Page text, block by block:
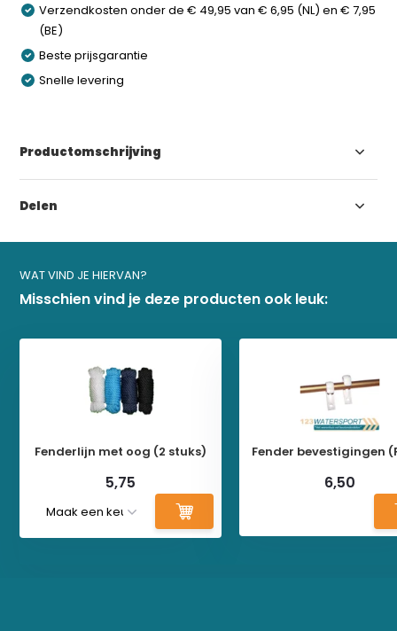
Verzendkosten onder de € 49,95 van € 6,95 (NL) en € 7,95
(BE)
Beste prijsgarantie
Snelle levering
Productomschrijving
Delen
WAT VIND JE HIERVAN?
Misschien vind je deze producten ook leuk:
Fenderlijn met oog (2 stuks)
5,75
Fender bevestigingen
6,50
Klaar voor jouw volgende avontuur?
SCHRIJF MIJ IN!